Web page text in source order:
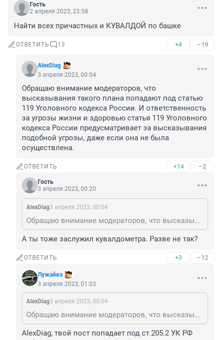
Гость
2 апреля 2023, 23:58
Найти всех причастных и КУВАЛДОЙ по башке
ОТВЕТИТЬ 13 +4 –19
AlexDiag
3 апреля 2023, 00:04
Обращаю внимание модераторов, что
высказывания такого плана попадают под статью
119 Уголовного кодекса России. И ответственность
за угрозы жизни и здоровью статья 119 Уголовного
кодекса России предусматривает за высказывания
подобной угрозы, даже если она не была
осуществлена.
ОТВЕТИТЬ +14 –2
Гость
3 апреля 2023, 00:20
AlexDiag3 апреля 2023, 00:04
Обращаю внимание модераторов, что высказывания такого плана попадают под статью 119 Уголовного кодекса России. И ответственность за угрозы жизни и здоровью статья 119 Уголовного кодекса России предусматривает за высказывания подобной угрозы, даже если она не была осуществлена.
А ты тоже заслужил кувалдометра. Разве не так?
ОТВЕТИТЬ +3 –12
Лужайка
3 апреля 2023, 01:03
AlexDiag3 апреля 2023, 00:04
Обращаю внимание модераторов, что высказывания такого плана попадают под статью 119 Уголовного кодекса России. И ответственность за угрозы жизни и здоровью статья 119 Уголовного кодекса России предусматривает за высказывания подобной угрозы, даже если она не была осуществлена.
AlexDiag, твой пост попадает под ст.205.2 УК РФ